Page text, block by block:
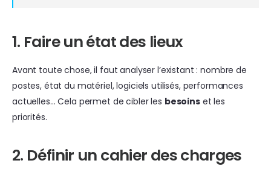
1. Faire un état des lieux
Avant toute chose, il faut analyser l’existant : nombre de
postes, état du matériel, logiciels utilisés, performances
actuelles… Cela permet de cibler les besoinset les
priorités.
2. Définir un cahier des charges